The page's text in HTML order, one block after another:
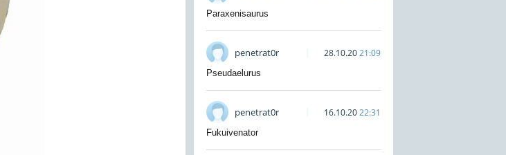
Paraxenisaurus
penetrat0r 28.10.2021:09
Pseudaelurus
penetrat0r 16.10.2022:31
Fukuivenator